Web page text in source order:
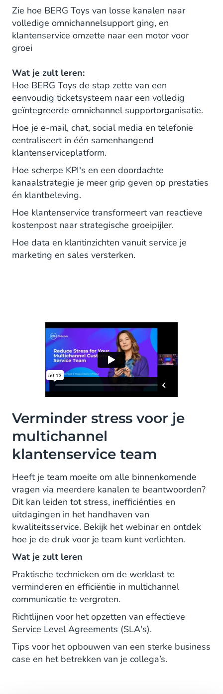
Zie hoe BERG Toys van losse kanalen naar
volledige omnichannelsupport ging, en
klantenservice omzette naar een motor voor
groei
Wat je zult leren:
Hoe BERG Toys de stap zette van een
eenvoudig ticketsysteem naar een volledig
geïntegreerde omnichannel supportorganisatie.
Hoe je e-mail, chat, social media en telefonie
centraliseert in één samenhangend
klantenserviceplatform.
Hoe scherpe KPI's en een doordachte
kanaalstrategie je meer grip geven op prestaties
én klantbeleving.
Hoe klantenservice transformeert van reactieve
kostenpost naar strategische groeipijler.
Hoe data en klantinzichten vanuit service je
marketing en sales versterken.
Verminder stress voor je
multichannel
klantenservice team
Heeft je team moeite om alle binnenkomende
vragen via meerdere kanalen te beantwoorden?
Dit kan leiden tot stress, inefficiënties en
uitdagingen in het handhaven van
kwaliteitsservice. Bekijk het webinar en ontdek
hoe je de druk voor je team kunt verlichten.
Wat je zult leren
Praktische technieken om de werklast te
verminderen en efficiëntie in multichannel
communicatie te vergroten.
Richtlijnen voor het opzetten van effectieve
Service Level Agreements (SLA's).
Tips voor het opbouwen van een sterke business
case en het betrekken van je collega’s.